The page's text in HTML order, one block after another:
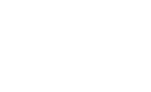
・・